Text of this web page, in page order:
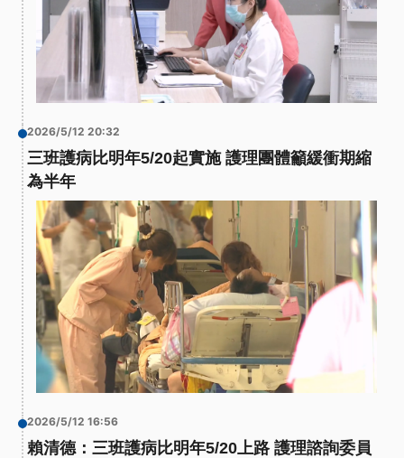
2026/5/12 20:32
三班護病比明年5/20起實施 護理團體籲緩衝期縮
為半年
2026/5/12 16:56
賴清德：三班護病比明年5/20上路 護理諮詢委員